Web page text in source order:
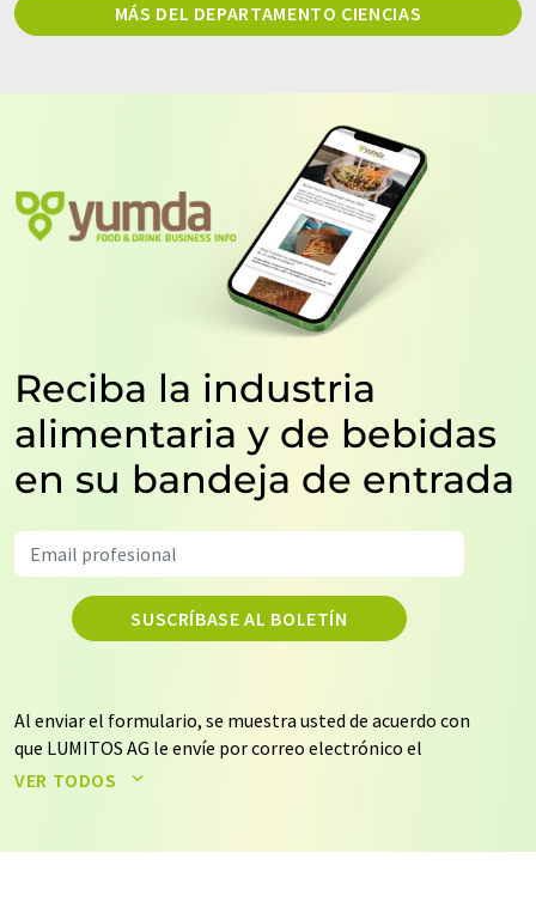
MÁS DEL DEPARTAMENTO CIENCIAS
Reciba la industria
alimentaria y de bebidas
en su bandeja de entrada
SUSCRÍBASE AL BOLETÍN
Al enviar el formulario, se muestra usted de acuerdo con
que LUMITOS AG le envíe por correo electrónico el
boletín o boletines seleccionados anteriormente. Sus
de nuestrapolítica de protección de datos. LUMITOS
VER TODOS